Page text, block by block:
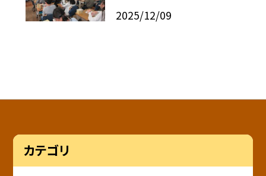
2025/12/09
カテゴリ